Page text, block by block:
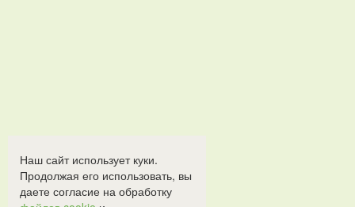
Наш сайт использует куки.
Продолжая его использовать, вы
даете согласие на обработку